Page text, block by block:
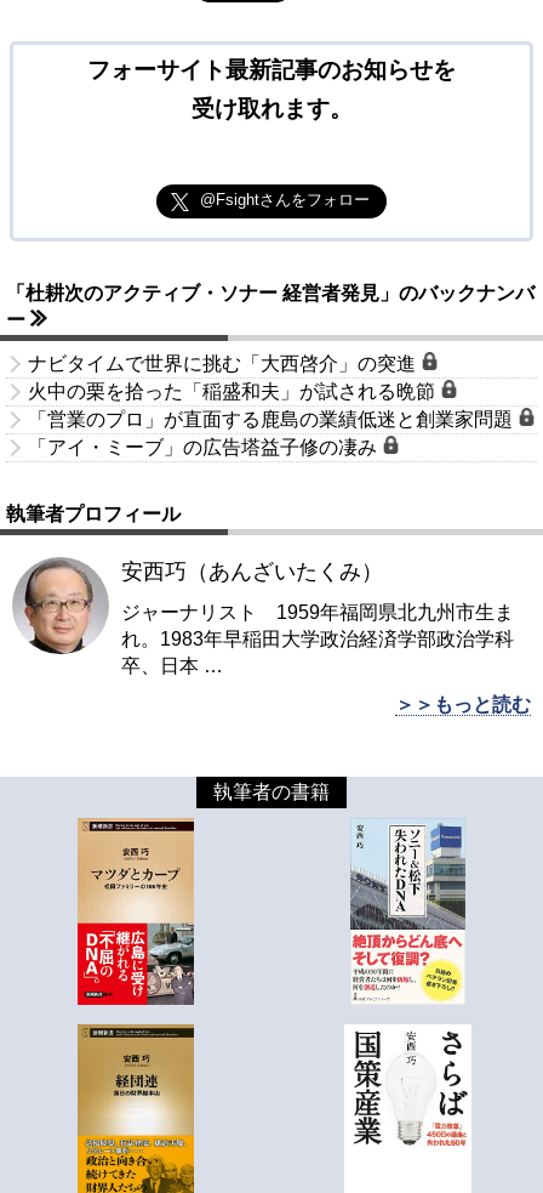
フォーサイト最新記事のお知らせを
受け取れます。
@Fsightさんをフォロー
「杜耕次のアクティブ・ソナー 経営者発見」のバックナンバ
ー
ナビタイムで世界に挑む「大西啓介」の突進
火中の栗を拾った「稲盛和夫」が試される晩節
「営業のプロ」が直面する鹿島の業績低迷と創業家問題
「アイ・ミーブ」の広告塔益子修の凄み
執筆者プロフィール
安西巧（あんざいたくみ）
ジャーナリスト 1959年福岡県北九州市生ま
れ。1983年早稲田大学政治経済学部政治学科
卒、日本 …
＞＞もっと読む
執筆者の書籍